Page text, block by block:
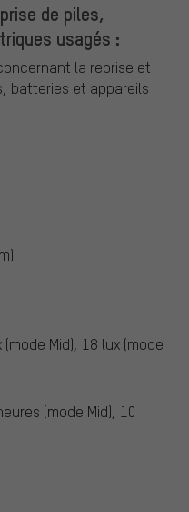
de piles,
usagés :
la reprise et
batteries et appareils
Mid), 18 lux (mode
(mode Mid), 10